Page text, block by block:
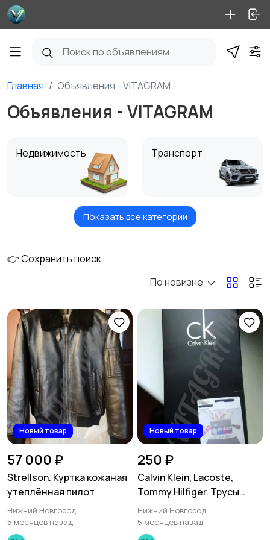
Главная Объявления - VITAGRAM
Объявления - VITAGRAM
Недвижимость Транспорт
Вакансии
Детские товары Для дома и дачи
Хобби и развлечения Животные
Для Бизнеса Спорт и отдых
Показать все категории
👉 Сохранить поиск
По новизне
Новый товар
57 000 ₽
Strellson. Куртка кожаная
утеплённая пилот
Нижний Новгород
5 месяцев назад
Новый товар
250 ₽
Calvin Klein, Lacoste,
Tommy Hilfiger. Трусы
боксёры
Нижний Новгород
5 месяцев назад